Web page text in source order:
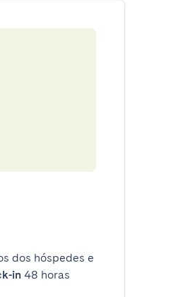
dos hóspedes e
in 48 horas